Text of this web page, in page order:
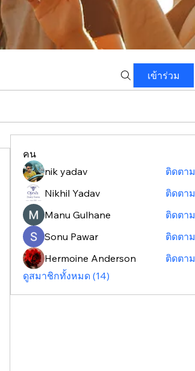
เข้าร่วม
คน
nik yadav
ติดตาม
Nikhil Yadav
ติดตาม
Manu Gulhane
ติดตาม
Sonu Pawar
ติดตาม
Hermoine Anderson
ติดตาม
ดูสมาชิกทั้งหมด (14)